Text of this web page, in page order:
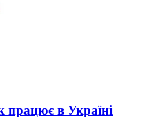
працює в Україні